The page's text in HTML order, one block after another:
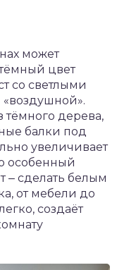
может
цвет
со светлыми
«воздушной».
тёмного дерева,
балки под
увеличивает
особенный
‒ сделать белым
от мебели до
создаёт